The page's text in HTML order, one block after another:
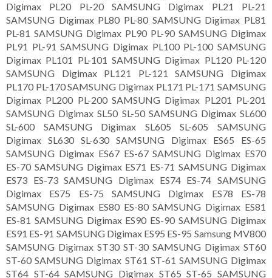
Digimax PL20 PL-20 SAMSUNG Digimax PL21 PL-21
SAMSUNG Digimax PL80 PL-80 SAMSUNG Digimax PL81
PL-81 SAMSUNG Digimax PL90 PL-90 SAMSUNG Digimax
PL91 PL-91 SAMSUNG Digimax PL100 PL-100 SAMSUNG
Digimax PL101 PL-101 SAMSUNG Digimax PL120 PL-120
SAMSUNG Digimax PL121 PL-121 SAMSUNG Digimax
PL170 PL-170 SAMSUNG Digimax PL171 PL-171 SAMSUNG
Digimax PL200 PL-200 SAMSUNG Digimax PL201 PL-201
SAMSUNG Digimax SL50 SL-50 SAMSUNG Digimax SL600
SL-600 SAMSUNG Digimax SL605 SL-605 SAMSUNG
Digimax SL630 SL-630 SAMSUNG Digimax ES65 ES-65
SAMSUNG Digimax ES67 ES-67 SAMSUNG Digimax ES70
ES-70 SAMSUNG Digimax ES71 ES-71 SAMSUNG Digimax
ES73 ES-73 SAMSUNG Digimax ES74 ES-74 SAMSUNG
Digimax ES75 ES-75 SAMSUNG Digimax ES78 ES-78
SAMSUNG Digimax ES80 ES-80 SAMSUNG Digimax ES81
ES-81 SAMSUNG Digimax ES90 ES-90 SAMSUNG Digimax
ES91 ES-91 SAMSUNG Digimax ES95 ES-95 Samsung MV800
SAMSUNG Digimax ST30 ST-30 SAMSUNG Digimax ST60
ST-60 SAMSUNG Digimax ST61 ST-61 SAMSUNG Digimax
ST64 ST-64 SAMSUNG Digimax ST65 ST-65 SAMSUNG